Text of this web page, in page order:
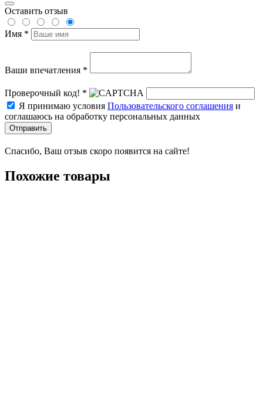
Оставить отзыв
Имя *
Ваши впечатления *
Проверочный код! *
Я принимаю условия Пользовательского соглашения и
соглашаюсь на обработку персональных данных
Отправить
Спасибо, Ваш отзыв скоро появится на сайте!
Похожие товары